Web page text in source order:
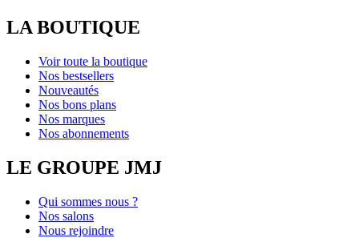
LA BOUTIQUE
Voir toute la boutique
Nos bestsellers
Nouveautés
Nos bons plans
Nos marques
Nos abonnements
LE GROUPE JMJ
Qui sommes nous ?
Nos salons
Nous rejoindre